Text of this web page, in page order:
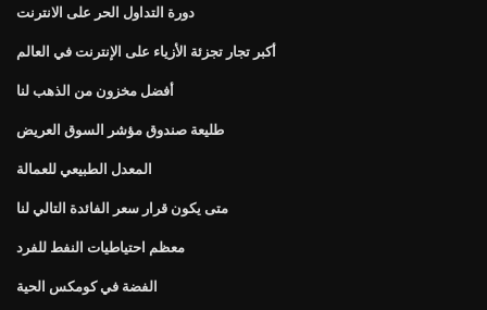
دورة التداول الحر على الانترنت
أكبر تجار تجزئة الأزياء على الإنترنت في العالم
أفضل مخزون من الذهب لنا
طليعة صندوق مؤشر السوق العريض
المعدل الطبيعي للعمالة
متى يكون قرار سعر الفائدة التالي لنا
معظم احتياطيات النفط للفرد
الفضة في كومكس الحية